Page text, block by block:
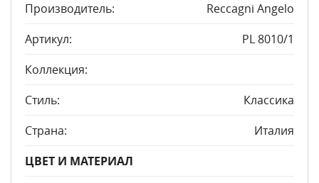
Производитель:
Reccagni Angelo
Артикул:
PL 8010/1
Коллекция:
Стиль:
Классика
Страна:
Италия
ЦВЕТ И МАТЕРИАЛ